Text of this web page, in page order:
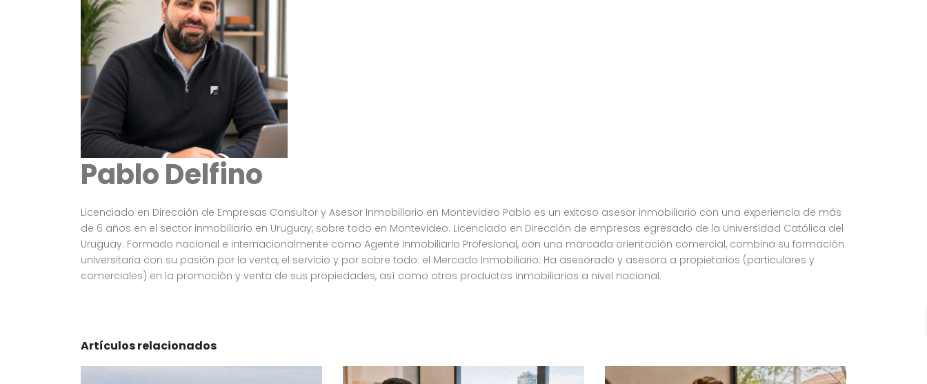
Pablo Delfino
Licenciado en Dirección de Empresas Consultor y Asesor Inmobiliario en Montevideo Pablo es un exitoso asesor inmobiliario con una experiencia de más
de 6 años en el sector inmobiliario en Uruguay, sobre todo en Montevideo. Licenciado en Dirección de empresas egresado de la Universidad Católica del
Uruguay. Formado nacional e internacionalmente como Agente Inmobiliario Profesional, con una marcada orientación comercial, combina su formación
universitaria con su pasión por la venta, el servicio y por sobre todo: el Mercado Inmobiliario. Ha asesorado y asesora a propietarios (particulares y
comerciales) en la promoción y venta de sus propiedades, así como otros productos inmobiliarios a nivel nacional.
Artículos relacionados